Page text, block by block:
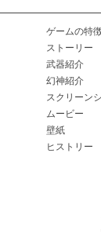
ゲームの特
ストーリー
武器紹介
幻神紹介
スクリーン
ムービー
壁紙
ヒストリー